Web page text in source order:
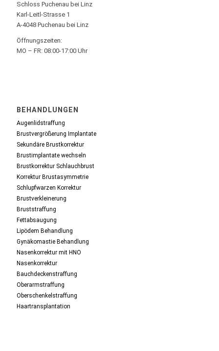
Schloss Puchenau bei Linz
Karl-Leitl-Strasse 1
A-4048 Puchenau bei Linz
Öffnungszeiten:
MO – FR: 08:00-17:00 Uhr
BEHANDLUNGEN
Augenlidstraffung
Brustvergrößerung Implantate
Sekundäre Brustkorrektur
Brustimplantate wechseln
Brustkorrektur Schlauchbrust
Korrektur Brustasymmetrie
Schlupfwarzen Korrektur
Brustverkleinerung
Bruststraffung
Fettabsaugung
Lipödem Behandlung
Gynäkomastie Behandlung
Nasenkorrektur mit HNO
Nasenkorrektur
Bauchdeckenstraffung
Oberarmstraffung
Oberschenkelstraffung
Haartransplantation